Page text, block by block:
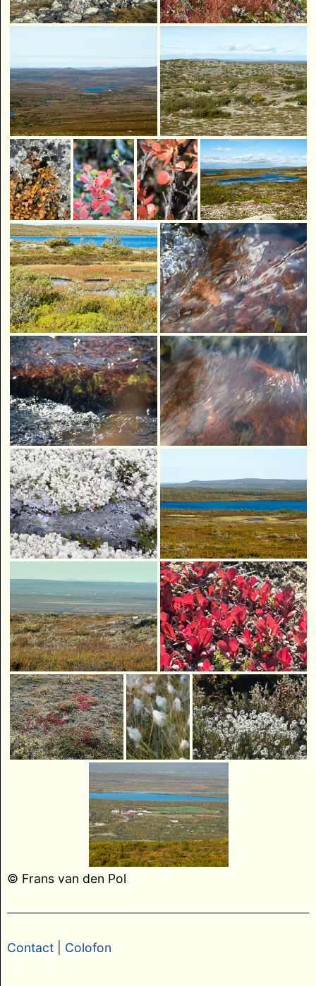
© Frans van den Pol
Contact| Colofon